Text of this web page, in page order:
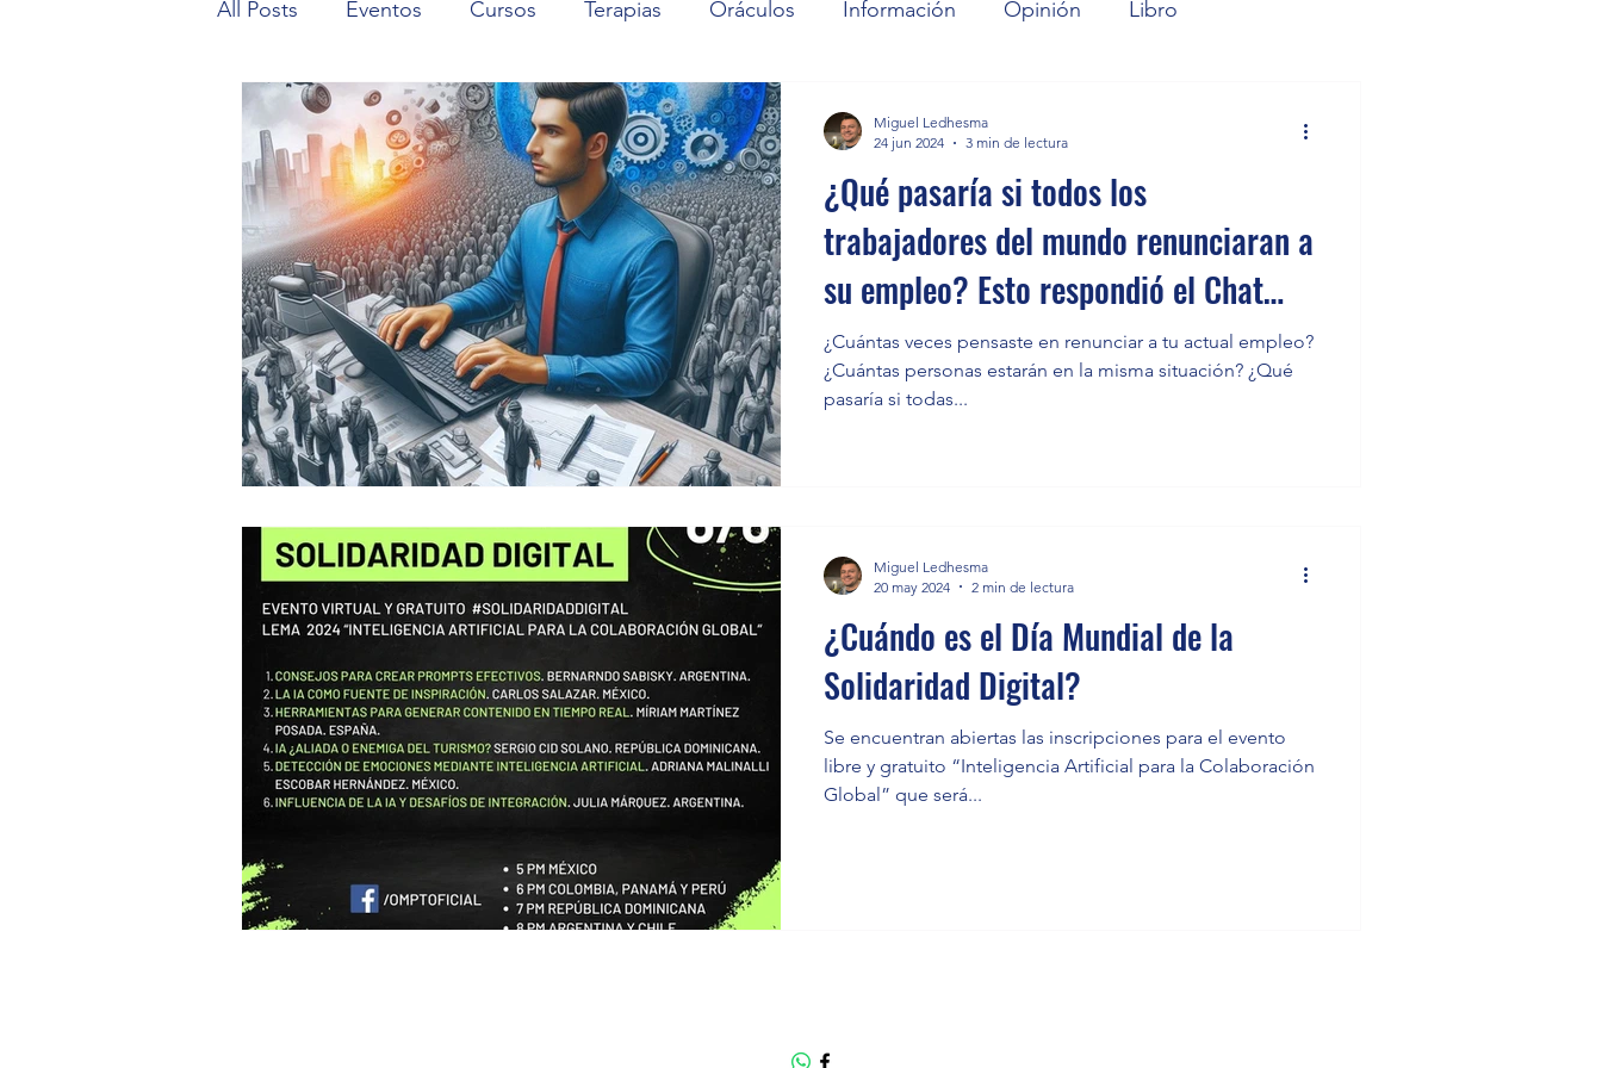
All Posts Eventos Cursos Terapias Oráculos Información Opinión Libro
¿Qué pasaría si todos los
trabajadores del mundo renunciaran a
su empleo? Esto respondió el Chat
GPT
¿Cuántas veces pensaste en renunciar a tu actual empleo?
¿Cuántas personas estarán en la misma situación? ¿Qué
pasaría si todas...
Miguel Ledhesma
24 jun 2024
3 min de lectura
¿Cuándo es el Día Mundial de la
Solidaridad Digital?
Se encuentran abiertas las inscripciones para el evento
libre y gratuito “Inteligencia Artificial para la Colaboración
Global” que será...
Miguel Ledhesma
20 may 2024
2 min de lectura